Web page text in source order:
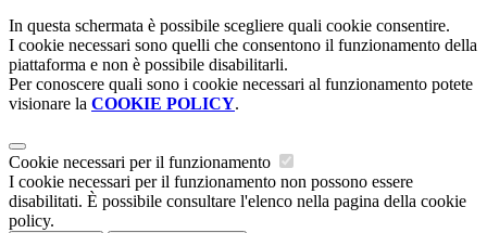
In questa schermata è possibile scegliere quali cookie consentire.
I cookie necessari sono quelli che consentono il funzionamento della
piattaforma e non è possibile disabilitarli.
Per conoscere quali sono i cookie necessari al funzionamento potete
visionare la COOKIE POLICY.
Cookie necessari per il funzionamento
I cookie necessari per il funzionamento non possono essere
disabilitati. È possibile consultare l'elenco nella pagina della cookie
policy.